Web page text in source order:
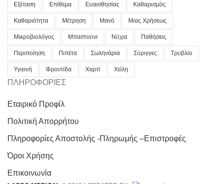
Εξέταση Επίθεμα Ευαισθησίας Καθαρισμός
Καθαριότητα Μέτρηση Μανό Μιας Χρήσεως
Μικροβιολόγος Μπαστούνι Νύχια Παθήσεις
Περιποίηση Πιπέτα Σωληνάρια Σύριγγες Τρυβλίο
Υγιεινή Φροντίδα Χαρτί Χείλη
ΠΛΗΡΟΦΟΡΙΕΣ
Εταιρικό Προφίλ
Πολιτική Απορρήτου
Πληροφορίες Αποστολής -Πληρωμής –Επιστροφές
Όροι Χρήσης
Επικοινωνία